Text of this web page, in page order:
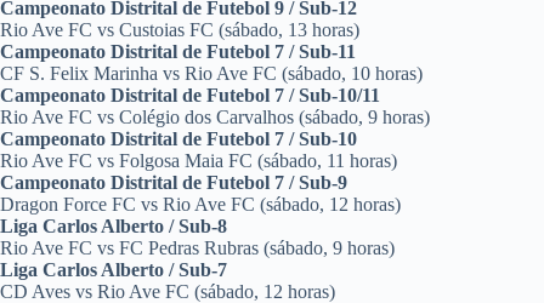
Campeonato Distrital de Futebol 9 / Sub-12
Rio Ave FC vs Custoias FC (sábado, 13 horas)
Campeonato Distrital de Futebol 7 / Sub-11
CF S. Felix Marinha vs Rio Ave FC (sábado, 10 horas)
Campeonato Distrital de Futebol 7 / Sub-10/11
Rio Ave FC vs Colégio dos Carvalhos (sábado, 9 horas)
Campeonato Distrital de Futebol 7 / Sub-10
Rio Ave FC vs Folgosa Maia FC (sábado, 11 horas)
Campeonato Distrital de Futebol 7 / Sub-9
Dragon Force FC vs Rio Ave FC (sábado, 12 horas)
Liga Carlos Alberto / Sub-8
Rio Ave FC vs FC Pedras Rubras (sábado, 9 horas)
Liga Carlos Alberto / Sub-7
CD Aves vs Rio Ave FC (sábado, 12 horas)